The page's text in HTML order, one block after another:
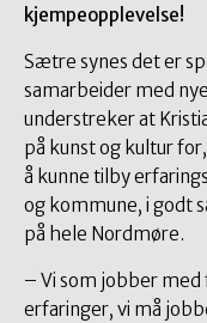
kjempeopplevelse!
Sætre synes det er
samarbeider med
understreker at
på kunst og kultur
å kunne tilby
og kommune, i godt
på hele Nordmøre.
– Vi som jobber
erfaringer, vi må